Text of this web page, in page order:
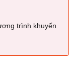
trình khuyến